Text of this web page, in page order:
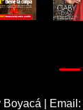
Boyacá | Email: